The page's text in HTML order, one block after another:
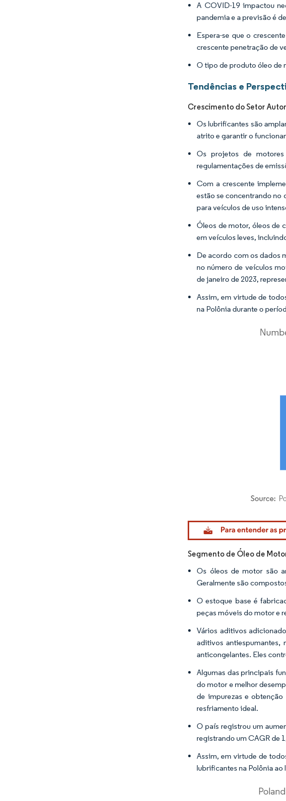
A COVID-19 impactou
pandemia e a previsão é
Espera-se que o
crescente penetração de
O tipo de produto óleo de
Tendências e
Crescimento do Setor
Os lubrificantes são
atrito e garantir o
Os projetos de motores
regulamentações de
Com a crescente
estão se concentrando
para veículos de uso
Óleos de motor, óleos de
em veículos leves,
De acordo com os dados
no número de veículos
de janeiro de 2023,
Assim, em virtude de
na Polônia durante o
Imagem © Mordor Intelligence. O
Segmento de Óleo de
Os óleos de motor são
Geralmente são
O estoque base é
peças móveis do motor e
Vários aditivos
aditivos
anticongelantes. Eles
Algumas das principais
do motor e melhor
de impurezas e
resfriamento ideal.
O país registrou um
registrando um CAGR de
Assim, em virtude de
lubrificantes na Polônia